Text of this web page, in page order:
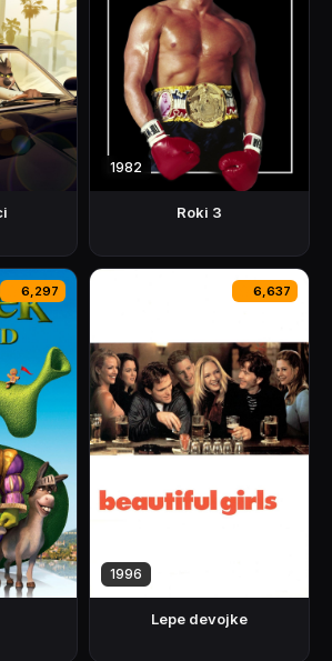
1982
Roki 3
6,297 6,637
1996
Lepe devojke